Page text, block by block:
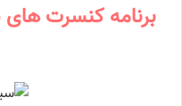
برنامه کنسرت